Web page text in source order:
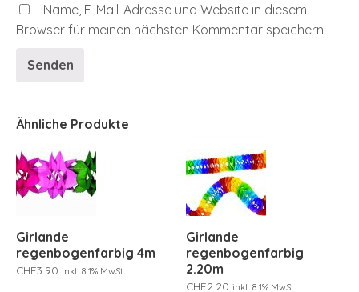
Name, E-Mail-Adresse und Website in diesem
Browser für meinen nächsten Kommentar speichern.
Ähnliche Produkte
Girlande
regenbogenfarbig 4m
CHF3.90 inkl. 8.1% MwSt.
Girlande
regenbogenfarbig
2.20m
CHF2.20 inkl. 8.1% MwSt.